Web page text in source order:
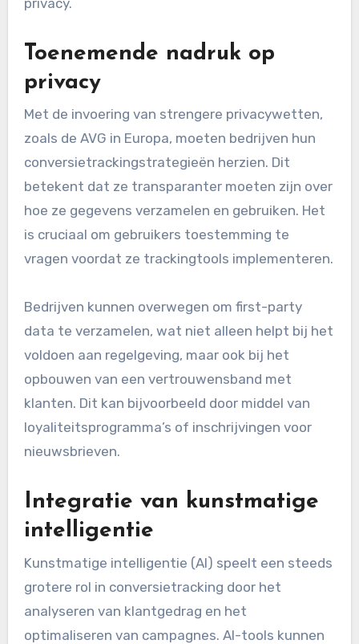
Wat zijn de trends in
conversietracking voor
2024?
In 2024 zien we een toenemende focus op
privacy en datatransparantie, wat de manier
waarop bedrijven conversietracking
implementeren beïnvloedt. Nieuwe
technologieën en regelgeving dwingen
marketeers om creatiever te zijn in het volgen
van klantgedrag zonder inbreuk te maken op de
Toenemende nadruk op
privacy
hoe ze gegevens verzamelen en gebruiken. Het
is cruciaal om gebruikers toestemming te
vragen voordat ze trackingtools implementeren.
Bedrijven kunnen overwegen om first-party
data te verzamelen, wat niet alleen helpt bij het
voldoen aan regelgeving, maar ook bij het